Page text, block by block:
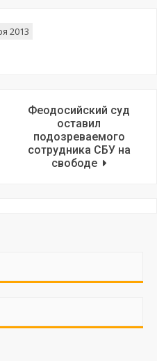
2013
Феодосийский суд
оставил
подозреваемого
сотрудника СБУ на
свободе